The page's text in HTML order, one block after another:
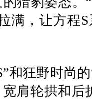
满，让方程S
”和狂野时尚
肩轮拱和后